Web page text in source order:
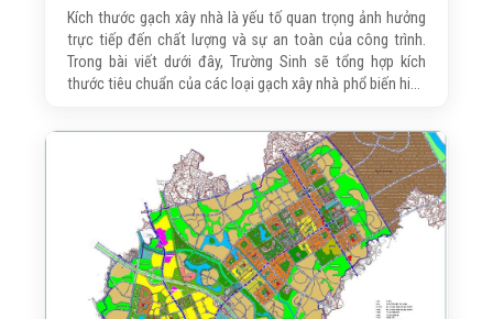
Kích thước gạch xây nhà là yếu tố quan trọng ảnh hưởng
trực tiếp đến chất lượng và sự an toàn của công trình.
Trong bài viết dưới đây, Trường Sinh sẽ tổng hợp kích
thước tiêu chuẩn của các loại gạch xây nhà phổ biến hiện
hạng mục để công trình đạt độ bền và hiệu quả sử dụng